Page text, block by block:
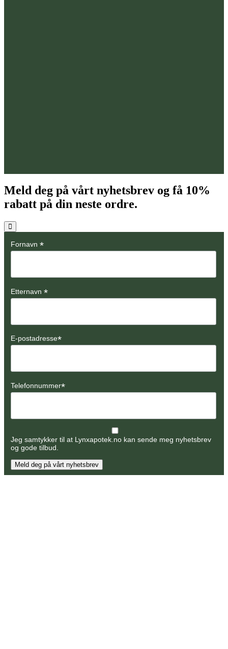
Meld deg på vårt nyhetsbrev og få 10%
rabatt på din neste ordre.
Fornavn *
Etternavn *
E-postadresse*
Telefonnummer*
Jeg samtykker til at Lynxapotek.no kan sende meg nyhetsbrev
og gode tilbud.
Meld deg på vårt nyhetsbrev